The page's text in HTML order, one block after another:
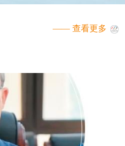
—— 查看更多